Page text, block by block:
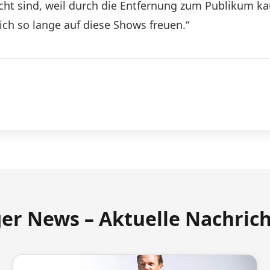
sind, weil durch die Entfernung zum Publikum
so lange auf diese Shows freuen.“
News – Aktuelle